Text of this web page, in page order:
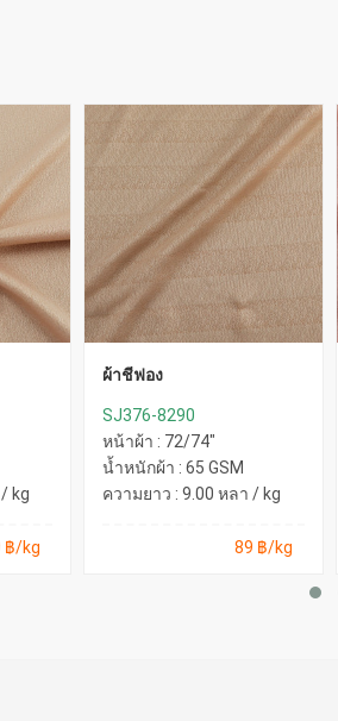
kg
฿/kg
ผ้าชีฟอง
SJ376-8290
หน้าผ้า : 72/74"
น้ำหนักผ้า : 65 GSM
ความยาว : 9.00 หลา / kg
89 ฿/kg